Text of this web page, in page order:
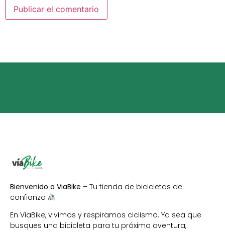
Bienvenido a ViaBike – Tu tienda de bicicletas de
confianza
En ViaBike, vivimos y respiramos ciclismo. Ya sea que
busques una bicicleta para tu próxima aventura,